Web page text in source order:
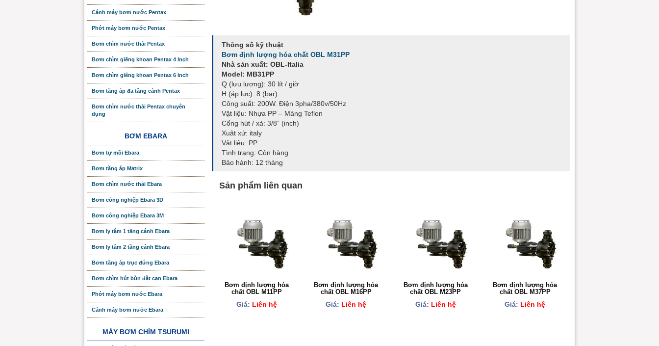
Thông số kỹ thuật
Bơm định lượng hóa chất OBL M31PP
Nhà sản xuất: OBL-Italia
Model: MB31PP
Q (lưu lượng): 30 lít / giờ
H (áp lực): 8 (bar)
Công suất: 200W. Điện 3pha/380v/50Hz
Vật liệu: Nhựa PP – Màng Teflon
Cổng hút / xả: 3/8” (inch)
Xuât xứ: italy
Vật liệu: PP
Tình trạng: Còn hàng
Bảo hành: 12 tháng
Sản phẩm liên quan
Bơm định lượng hóa
chất OBL M11PP
Giá: Liên hệ
Bơm định lượng hóa
chất OBL M16PP
Giá: Liên hệ
Bơm định lượng hóa
chất OBL M23PP
Giá: Liên hệ
Bơm định lượng hóa
chất OBL M37PP
Giá: Liên hệ
Cánh máy bơm nước Pentax
Phớt máy bơm nước Pentax
Bơm chìm nước thải Pentax
Bơm chìm giếng khoan Pentax 4 Inch
Bơm chìm giếng khoan Pentax 6 Inch
Bơm tăng áp đa tầng cánh Pentax
Bơm chìm nước thải Pentax chuyên
dụng
BƠM EBARA
Bơm tự mồi Ebara
Bơm tăng áp Matrix
Bơm chìm nước thải Ebara
Bơm công nghiệp Ebara 3D
Bơm công nghiệp Ebara 3M
Bơm ly tâm 1 tầng cánh Ebara
Bơm ly tâm 2 tầng cánh Ebara
Bơm tăng áp trục đứng Ebara
Bơm chìm hút bùn đặt cạn Ebara
Phớt máy bơm nước Ebara
Cánh máy bơm nước Ebara
MÁY BƠM CHÌM TSURUMI